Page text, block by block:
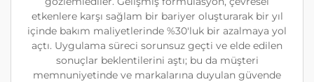
etkenlere karşı sağlam bir bariyer oluşturarak bir yıl
içinde bakım maliyetlerinde %30'luk bir azalmaya yol
açtı. Uygulama süreci sorunsuz geçti ve elde edilen
sonuçlar beklentilerini aştı; bu da müşteri
memnuniyetinde ve markalarına duyulan güvende